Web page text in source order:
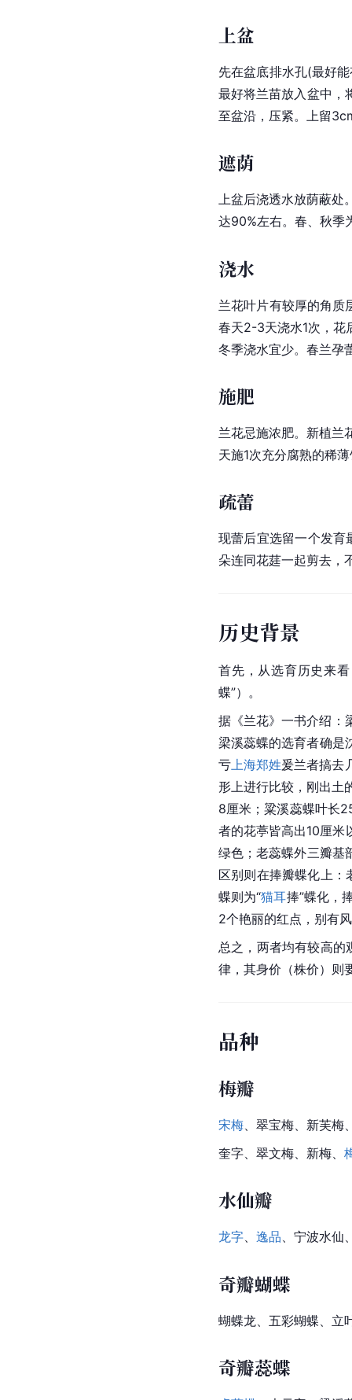
上盆
先在盆底排水孔(最好
最好将兰苗放入盆中，
至盆沿，压紧。上留
遮荫
上盆后浇透水放荫蔽处
达90%左右。春、秋季
浇水
兰花叶片有较厚的角质
春天2-3天浇水1次，花
冬季浇水宜少。春兰孕
施肥
兰花忌施浓肥。新植兰
天施1次充分腐熟的稀
疏蕾
现蕾后宜选留一个发
朵连同花莛一起剪去，
历史背景
首先，从选育历史来
蝶”）。
据《兰花》一书介绍：
梁溪蕊蝶的选育者确是
亏上海郑姓爰兰者搞去
形上进行比较，刚出土
8厘米；粱溪蕊蝶叶长
者的花葶皆高出10厘米
绿色；老蕊蝶外三瓣基
区别则在捧瓣蝶化上：
蝶则为“猫耳捧”蝶化，
2个艳丽的红点，别有
总之，两者均有较高的
律，其身价（株价）则
品种
梅瓣
宋梅、翠宝梅、新芙梅
奎字、翠文梅、新梅、
水仙瓣
龙字、 逸品、宁波水仙
奇瓣蝴蝶
蝴蝶龙、五彩蝴蝶、立
奇瓣蕊蝶